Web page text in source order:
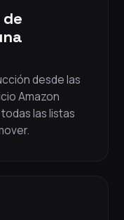
desde las
Amazon
las listas